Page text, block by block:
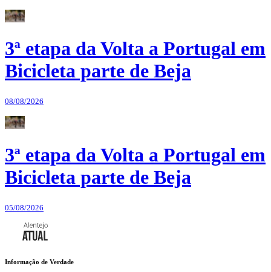
3ª etapa da Volta a Portugal em
Bicicleta parte de Beja
08/08/2026
3ª etapa da Volta a Portugal em
Bicicleta parte de Beja
05/08/2026
Informação de Verdade